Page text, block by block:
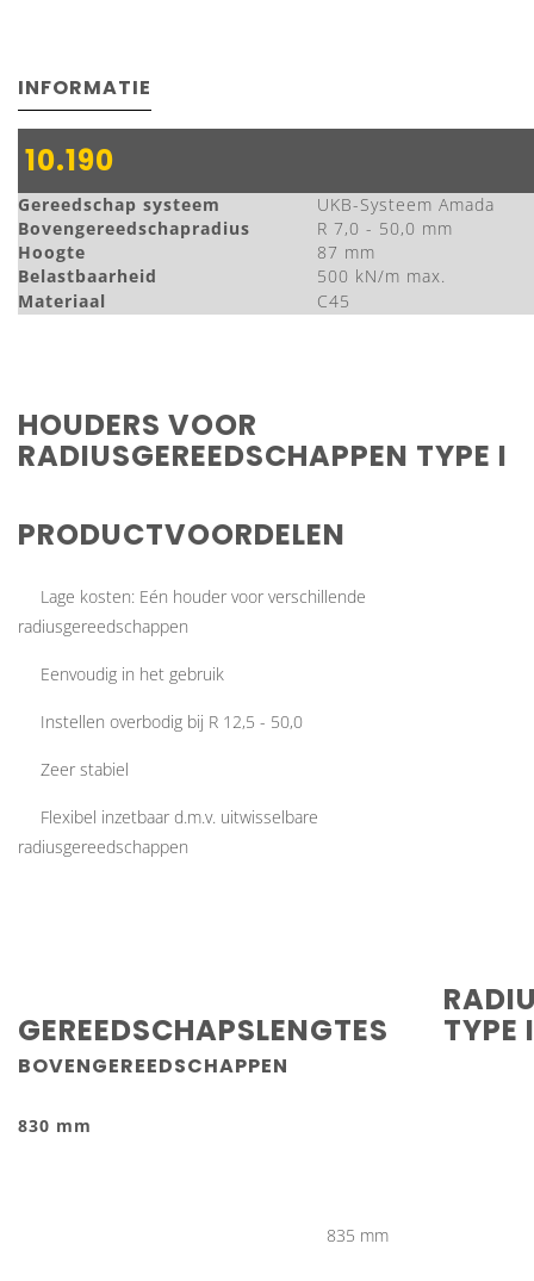
INFORMATIE
10.190
Gereedschap systeem
UKB-Systeem Amada
Bovengereedschapradius
R 7,0 - 50,0 mm
Hoogte
87 mm
Belastbaarheid
500 kN/m max.
Materiaal
C45
HOUDERS VOOR
RADIUSGEREEDSCHAPPEN TYPE I
PRODUCTVOORDELEN
Lage kosten: Eén houder voor verschillende
radiusgereedschappen
Eenvoudig in het gebruik
Instellen overbodig bij R 12,5 - 50,0
Zeer stabiel
Flexibel inzetbaar d.m.v. uitwisselbare
radiusgereedschappen
GEREEDSCHAPSLENGTES
BOVENGEREEDSCHAPPEN
830 mm
835 mm